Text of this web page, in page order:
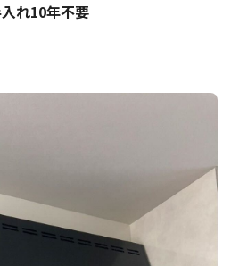
れ10年不要